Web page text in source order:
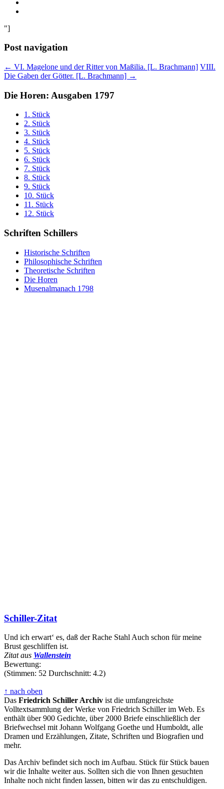
"]
Post navigation
← VI. Magelone und der Ritter von Maßilia. [L. Brachmann] VIII.
Die Gaben der Götter. [L. Brachmann] →
Die Horen: Ausgaben 1797
1. Stück
2. Stück
3. Stück
4. Stück
5. Stück
6. Stück
7. Stück
8. Stück
9. Stück
10. Stück
11. Stück
12. Stück
Schriften Schillers
Historische Schriften
Philosophische Schriften
Theoretische Schriften
Die Horen
Musenalmanach 1798
Schiller-Zitat
Und ich erwart‘ es, daß der Rache Stahl Auch schon für meine
Brust geschliffen ist.
Zitat aus Wallenstein
Bewertung:
(Stimmen: 52 Durchschnitt: 4.2)
↑ nach oben
Das Friedrich Schiller Archiv ist die umfangreichste
Volltextsammlung der Werke von Friedrich Schiller im Web. Es
enthält über 900 Gedichte, über 2000 Briefe einschließlich der
Briefwechsel mit Johann Wolfgang Goethe und Humboldt, alle
Dramen und Erzählungen, Zitate, Schriften und Biografien und
mehr.
Das Archiv befindet sich noch im Aufbau. Stück für Stück bauen
wir die Inhalte weiter aus. Sollten sich die von Ihnen gesuchten
Inhalte noch nicht finden lassen, bitten wir das zu entschuldigen.